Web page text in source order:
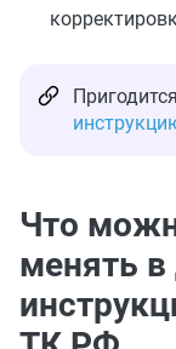
Что
менять